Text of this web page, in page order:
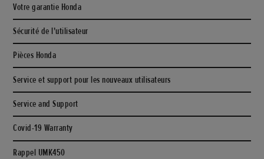
Votre garantie Honda
Sécurité de l'utilisateur
Pièces Honda
Service et support pour les nouveaux utilisateurs
Service and Support
Covid-19 Warranty
Rappel UMK450